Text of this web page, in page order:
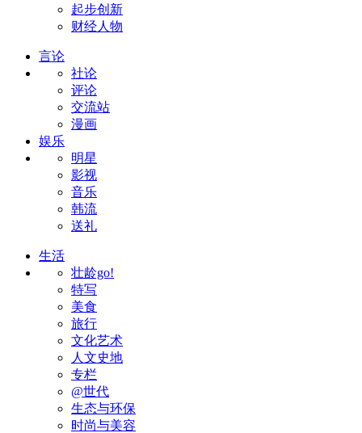
起步创新
财经人物
言论
社论
评论
交流站
漫画
娱乐
明星
影视
音乐
韩流
送礼
生活
壮龄go!
特写
美食
旅行
文化艺术
人文史地
专栏
@世代
生态与环保
时尚与美容